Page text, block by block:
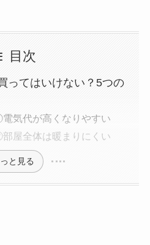
目次
ってはいけない？5つの
気代が高くなりやすい
屋全体は暖まりにくい
と見る